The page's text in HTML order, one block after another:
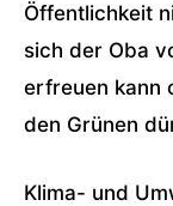
Öffentlichkeit
sich der Oba
erfreuen kann
den Grünen
Klima- und